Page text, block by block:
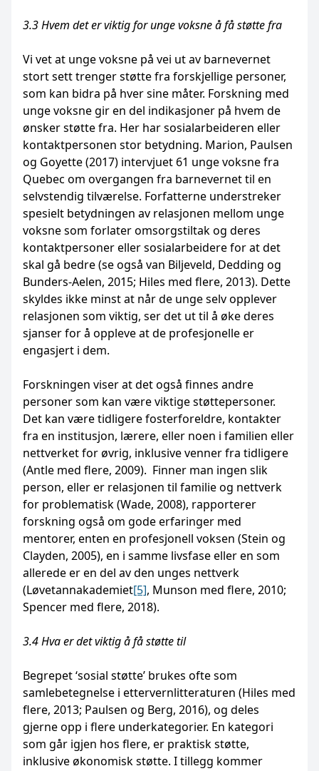
3.3 Hvem det er viktig for unge voksne å få støtte fra
Vi vet at unge voksne på vei ut av barnevernet
stort sett trenger støtte fra forskjellige personer,
som kan bidra på hver sine måter. Forskning med
unge voksne gir en del indikasjoner på hvem de
ønsker støtte fra. Her har sosialarbeideren eller
kontaktpersonen stor betydning. Marion, Paulsen
og Goyette (2017) intervjuet 61 unge voksne fra
Quebec om overgangen fra barnevernet til en
selvstendig tilværelse. Forfatterne understreker
spesielt betydningen av relasjonen mellom unge
voksne som forlater omsorgstiltak og deres
kontaktpersoner eller sosialarbeidere for at det
skal gå bedre (se også van Biljeveld, Dedding og
Bunders-Aelen, 2015; Hiles med flere, 2013). Dette
skyldes ikke minst at når de unge selv opplever
relasjonen som viktig, ser det ut til å øke deres
sjanser for å oppleve at de profesjonelle er
engasjert i dem.
Forskningen viser at det også finnes andre
personer som kan være viktige støttepersoner.
Det kan være tidligere fosterforeldre, kontakter
fra en institusjon, lærere, eller noen i familien eller
nettverket for øvrig, inklusive venner fra tidligere
(Antle med flere, 2009). Finner man ingen slik
person, eller er relasjonen til familie og nettverk
for problematisk (Wade, 2008), rapporterer
forskning også om gode erfaringer med
mentorer, enten en profesjonell voksen (Stein og
Clayden, 2005), en i samme livsfase eller en som
allerede er en del av den unges nettverk
(Løvetannakademiet[5], Munson med flere, 2010;
Spencer med flere, 2018).
3.4 Hva er det viktig å få støtte til
Begrepet ‘sosial støtte’ brukes ofte som
samlebetegnelse i ettervernlitteraturen (Hiles med
flere, 2013; Paulsen og Berg, 2016), og deles
gjerne opp i flere underkategorier. En kategori
som går igjen hos flere, er praktisk støtte,
inklusive økonomisk støtte. I tillegg kommer